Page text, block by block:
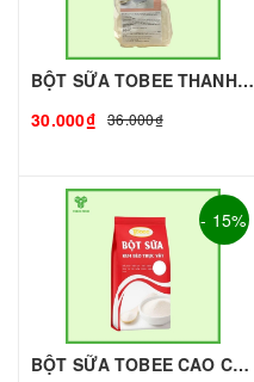
BỘT SỮA TOBEE THANH VỊ - 300g - TOBEE FOOD | Bột Sữa làm Trà Sữa - TOBEE FOOD
30.000₫ 36.000₫
- 15%
BỘT SỮA TOBEE CAO CẤP - 1KG | NGUYÊN LIỆU PHA CHẾ